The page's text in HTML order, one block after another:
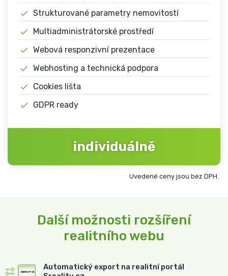
Strukturované parametry nemovitostí
Multiadministrátorské prostředí
Webová responzivní prezentace
Webhosting a technická podpora
Cookies lišta
GDPR ready
individuálně
Uvedené ceny jsou bez DPH.
Další možnosti rozšíření
realitního webu
Automatický export na realitní portál